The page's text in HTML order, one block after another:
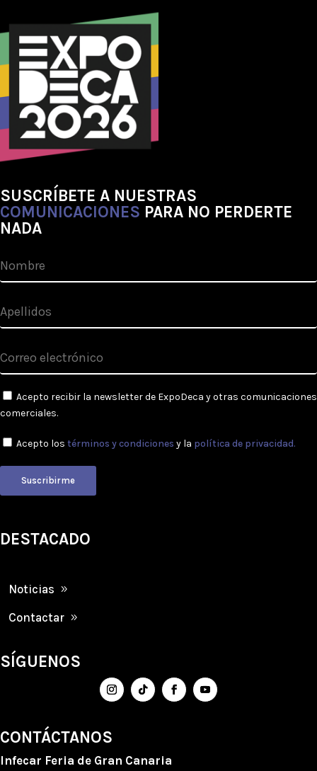
SUSCRÍBETE A NUESTRAS
COMUNICACIONES PARA NO PERDERTE
NADA
Acepto recibir la newsletter de ExpoDeca y otras comunicaciones
comerciales.
Acepto los términos y condiciones y la política de privacidad.
Suscribirme
DESTACADO
Noticias
Contactar
SÍGUENOS
CONTÁCTANOS
Infecar Feria de Gran Canaria